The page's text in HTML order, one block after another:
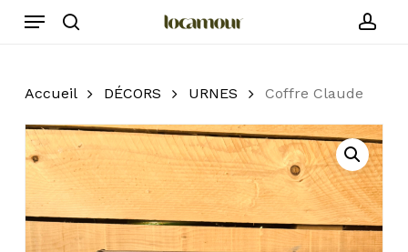
Menu
Accueil DÉCORS URNES Coffre Claude